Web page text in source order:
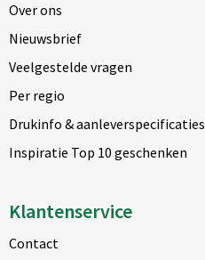
Over ons
Nieuwsbrief
Veelgestelde vragen
Per regio
Drukinfo & aanleverspecificaties
Inspiratie Top 10 geschenken
Klantenservice
Contact